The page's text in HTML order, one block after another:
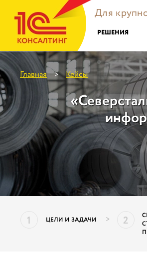
Для
РЕШЕНИЯ
Главная > Кейсы
1 ЦЕЛИ И ЗАДАЧИ > 2